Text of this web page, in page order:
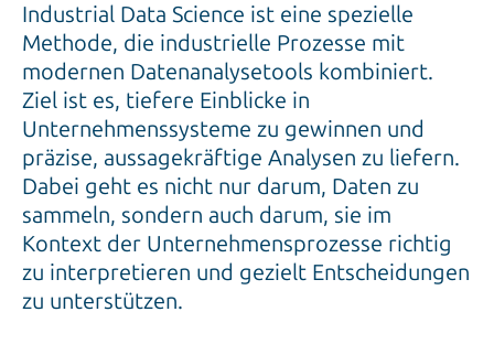
Industrial Data Science ist eine spezielle
Methode, die industrielle Prozesse mit
modernen Datenanalysetools kombiniert.
Ziel ist es, tiefere Einblicke in
Unternehmenssysteme zu gewinnen und
präzise, aussagekräftige Analysen zu liefern.
Dabei geht es nicht nur darum, Daten zu
sammeln, sondern auch darum, sie im
Kontext der Unternehmensprozesse richtig
zu interpretieren und gezielt Entscheidungen
zu unterstützen.